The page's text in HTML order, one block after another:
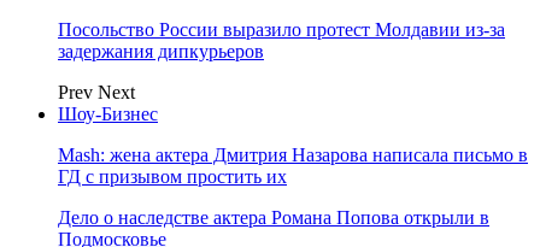
Посольство России выразило протест Молдавии из-за
задержания дипкурьеров
Prev Next
Шоу-Бизнес
Mash: жена актера Дмитрия Назарова написала письмо в
ГД с призывом простить их
Дело о наследстве актера Романа Попова открыли в
Подмосковье